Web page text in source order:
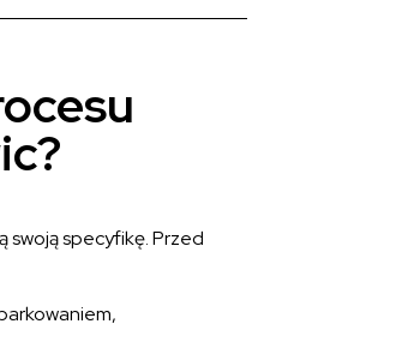
swoją specyfikę. Przed